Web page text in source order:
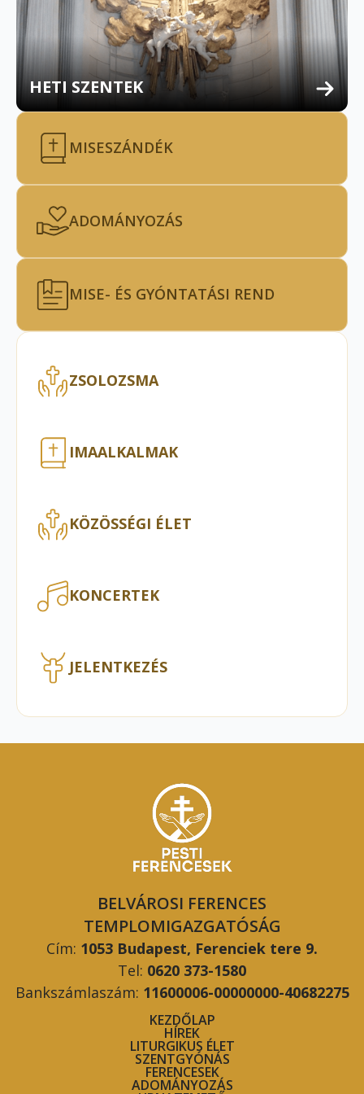
HETI SZENTEK
MISESZÁNDÉK
ADOMÁNYOZÁS
MISE- ÉS GYÓNTATÁSI REND
ZSOLOZSMA
IMAALKALMAK
KÖZÖSSÉGI ÉLET
KONCERTEK
JELENTKEZÉS
BELVÁROSI FERENCES
TEMPLOMIGAZGATÓSÁG
Cím: 1053 Budapest, Ferenciek tere 9.
Tel: 0620 373-1580
Bankszámlaszám: 11600006-00000000-40682275
KEZDŐLAP
HÍREK
LITURGIKUS ÉLET
SZENTGYÓNÁS
FERENCESEK
ADOMÁNYOZÁS